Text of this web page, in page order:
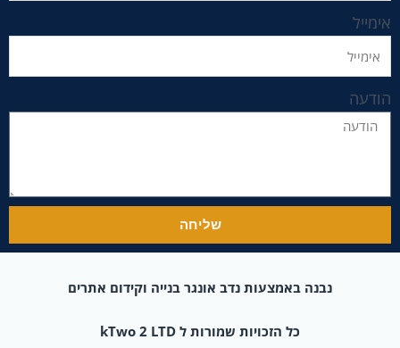
אימייל
הודעה
שליחה
נבנה באמצעות נדב אונגר בנייה וקידום אתרים
כל הזכויות שמורות ל kTwo 2 LTD